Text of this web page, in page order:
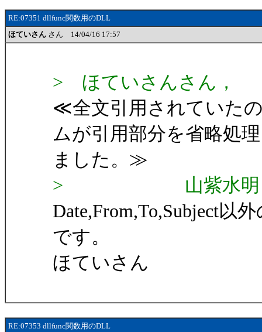
RE:07351 dllfunc関数用のDLL
ほていさん さん 14/04/16 17:57
> ほていさんさん，
≪全文引用されていた
ムが引用部分を省略処
ました。≫
> 山紫水明
Date,From,To,Subject以
です。
ほていさん
RE:07353 dllfunc関数用のDLL